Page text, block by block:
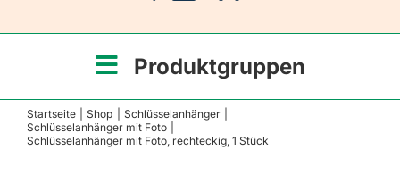
Produktgruppen
Startseite Shop
Schlüsselanhänger
Schlüsselanhänger mit Foto
Schlüsselanhänger mit Foto, rechteckig, 1 Stück